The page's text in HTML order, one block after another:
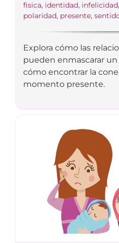
fisica, identidad, infelicidad,
polaridad, presente,
Explora cómo las
pueden enmascarar
cómo encontrar la
momento presente.